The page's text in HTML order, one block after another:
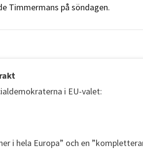
Timmermans på söndagen.
i EU-valet:
i hela Europa” och en